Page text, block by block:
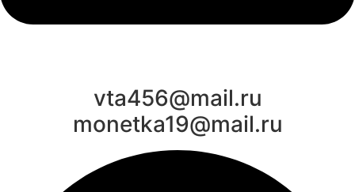
vta456@mail.ru
monetka19@mail.ru